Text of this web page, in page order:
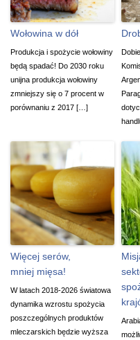
Wołowina w dół
Produkcja i spożycie wołowiny
będą spadać! Do 2030 roku
unijna produkcja wołowiny
zmniejszy się o 7 procent w
porównaniu z 2017 […]
Więcej serów,
mniej mięsa!
W latach 2018-2026 światowa
dynamika wzrostu spożycia
poszczególnych produktów
mleczarskich będzie wyższa